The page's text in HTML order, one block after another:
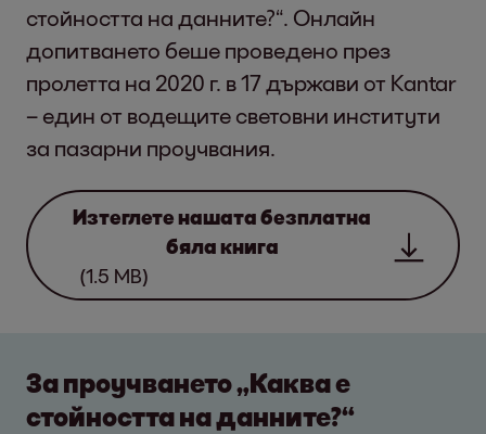
стойността на данните?“. Онлайн
допитването беше проведено през
пролетта на 2020 г. в 17 държави от Kantar
– един от водещите световни институти
за пазарни проучвания.
Изтеглете нашата безплатна
бяла книга
(1.5 MB)
За проучването „Каква е
стойността на данните?“